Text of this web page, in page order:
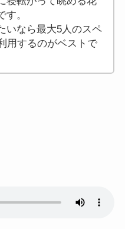
。
いなら最大5人のスペ
用するのがベストで